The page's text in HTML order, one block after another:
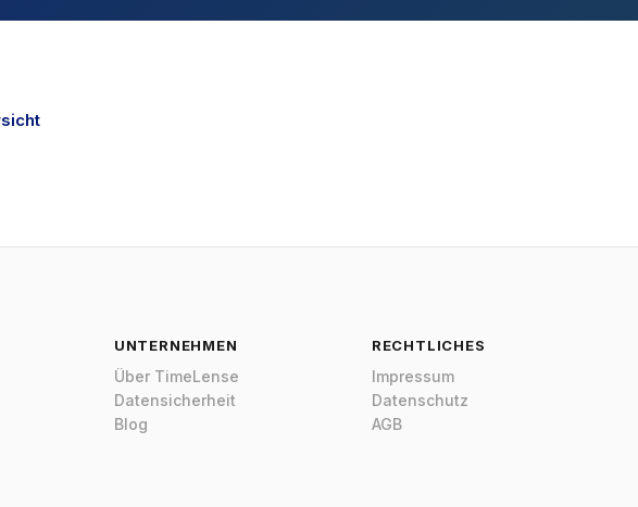
UNTERNEHMEN
Über TimeLense
Datensicherheit
Blog
RECHTLICHES
Impressum
Datenschutz
AGB
Welche Features gibt es?